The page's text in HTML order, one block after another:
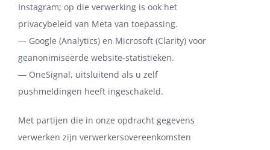
Instagram; op die verwerking is ook het
privacybeleid van Meta van toepassing.
— Google (Analytics) en Microsoft (Clarity) voor
geanonimiseerde website-statistieken.
— OneSignal, uitsluitend als u zelf
pushmeldingen heeft ingeschakeld.
Met partijen die in onze opdracht gegevens
verwerken zijn verwerkersovereenkomsten